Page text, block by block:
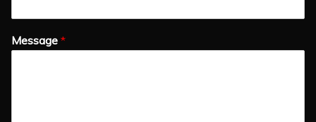
Message *